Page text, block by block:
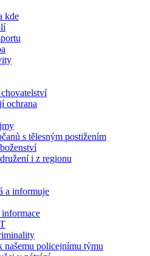
kde
ochrana
s tělesným postižením
i z regionu
a informuje
našemu policejnímu týmu